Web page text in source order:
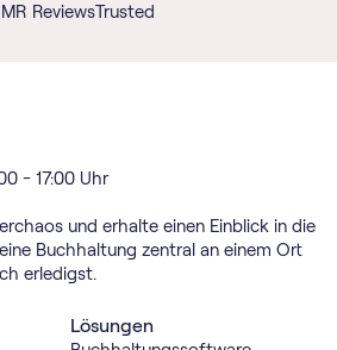
ReviewsTrusted
- 17:00 Uhr
und erhalte einen Einblick in die
Buchhaltung zentral an einem Ort
erledigst.
Lösungen